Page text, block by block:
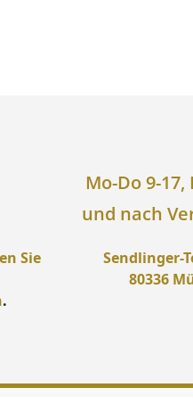
Sie
.
Mo-Do 9-17,
und nach
Sendlinger-
80336